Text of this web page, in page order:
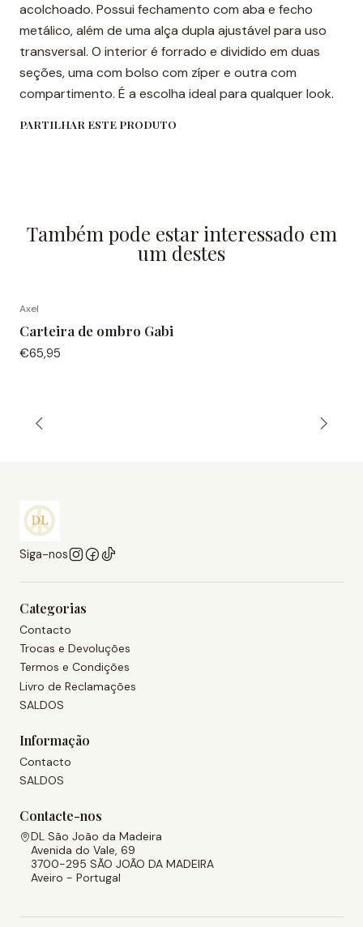
acolchoado. Possui fechamento com aba e fecho
metálico, além de uma alça dupla ajustável para uso
transversal. O interior é forrado e dividido em duas
seções, uma com bolso com zíper e outra com
compartimento. É a escolha ideal para qualquer look.
PARTILHAR ESTE PRODUTO
Também pode estar interessado em
um destes
Axel
Carteira de ombro Gabi
€65,95
Siga-nos
Categorias
Contacto
Trocas e Devoluções
Termos e Condições
Livro de Reclamações
SALDOS
Informação
Contacto
SALDOS
Contacte-nos
DL São João da Madeira
Avenida do Vale, 69
3700-295 SÃO JOÃO DA MADEIRA
Aveiro - Portugal